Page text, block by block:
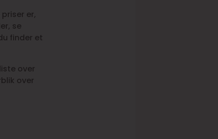
er,
se
finder et
over
over